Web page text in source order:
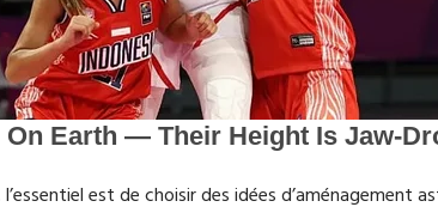
est de choisir des idées d’aménagement